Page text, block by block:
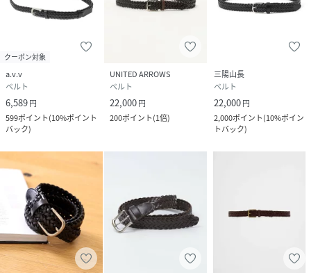
クーポン対象
a.v.v
ベルト
6,589円
599ポイント(10%ポイント
バック)
UNITED ARROWS
ベルト
22,000円
200ポイント(1倍)
三陽山長
ベルト
22,000円
2,000ポイント(10%ポイン
トバック)